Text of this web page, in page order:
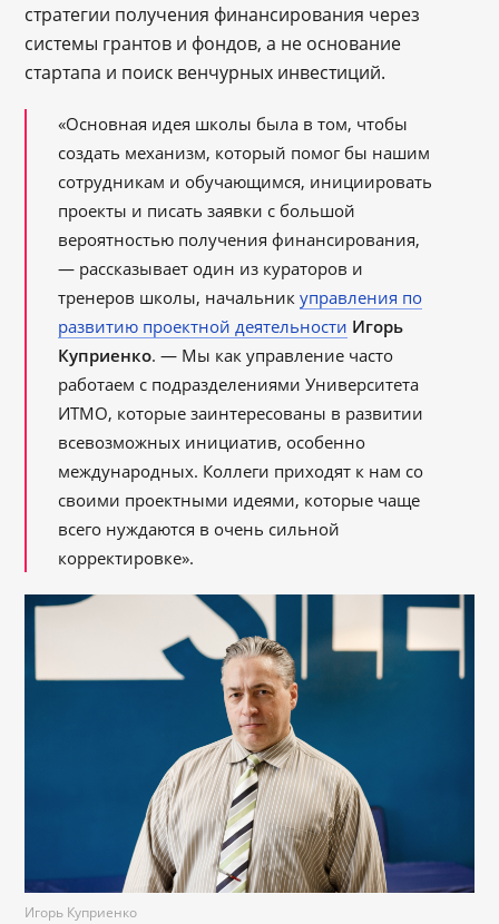
стратегии получения финансирования через
системы грантов и фондов, а не основание
стартапа и поиск венчурных инвестиций.
«Основная идея школы была в том, чтобы
создать механизм, который помог бы нашим
сотрудникам и обучающимся, инициировать
проекты и писать заявки с большой
вероятностью получения финансирования,
— рассказывает один из кураторов и
тренеров школы, начальникуправления по
развитию проектной деятельности Игорь
Куприенко. — Мы как управление часто
работаем с подразделениями Университета
ИТМО, которые заинтересованы в развитии
всевозможных инициатив, особенно
международных. Коллеги приходят к нам со
своими проектными идеями, которые чаще
всего нуждаются в очень сильной
корректировке».
Игорь Куприенко